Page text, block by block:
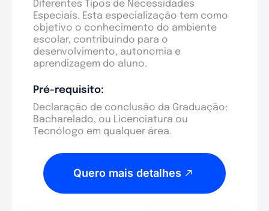
Diferentes Tipos de Necessidades
Especiais. Esta especialização tem como
objetivo o conhecimento do ambiente
escolar, contribuindo para o
desenvolvimento, autonomia e
aprendizagem do aluno.
Pré-requisito:
Declaração de conclusão da Graduação:
Bacharelado, ou Licenciatura ou
Tecnólogo em qualquer área.
Quero mais detalhes